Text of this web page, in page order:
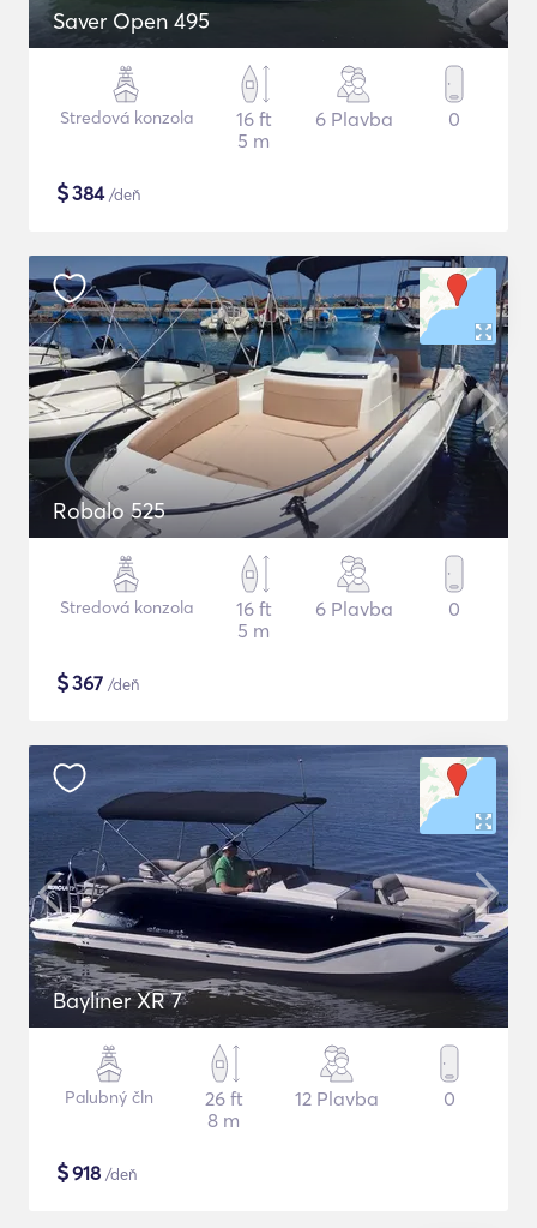
Saver Open 495
Stredová konzola
16 ft
5 m
6 Plavba 0
$384/deň
Robalo 525
Stredová konzola
16 ft
5 m
6 Plavba 0
$367 /deň
Bayliner XR 7
Palubný čln
26 ft
8 m
12 Plavba 0
$918 /deň